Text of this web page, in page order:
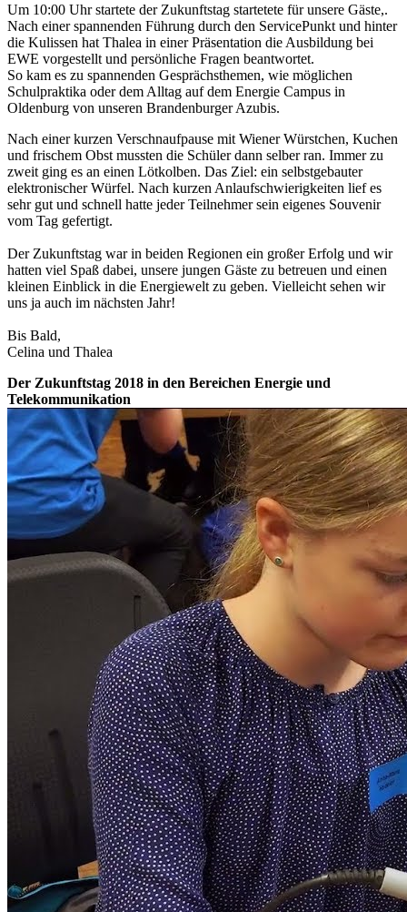
Um 10:00 Uhr startete der Zukunftstag startetete für unsere Gäste,.
Nach einer spannenden Führung durch den ServicePunkt und hinter
die Kulissen hat Thalea in einer Präsentation die Ausbildung bei
EWE vorgestellt und persönliche Fragen beantwortet.
So kam es zu spannenden Gesprächsthemen, wie möglichen
Schulpraktika oder dem Alltag auf dem Energie Campus in
Oldenburg von unseren Brandenburger Azubis.
Nach einer kurzen Verschnaufpause mit Wiener Würstchen, Kuchen
und frischem Obst mussten die Schüler dann selber ran. Immer zu
zweit ging es an einen Lötkolben. Das Ziel: ein selbstgebauter
elektronischer Würfel. Nach kurzen Anlaufschwierigkeiten lief es
sehr gut und schnell hatte jeder Teilnehmer sein eigenes Souvenir
vom Tag gefertigt.
Der Zukunftstag war in beiden Regionen ein großer Erfolg und wir
hatten viel Spaß dabei, unsere jungen Gäste zu betreuen und einen
kleinen Einblick in die Energiewelt zu geben. Vielleicht sehen wir
uns ja auch im nächsten Jahr!
Bis Bald,
Celina und Thalea
Der Zukunftstag 2018 in den Bereichen Energie und
Telekommunikation